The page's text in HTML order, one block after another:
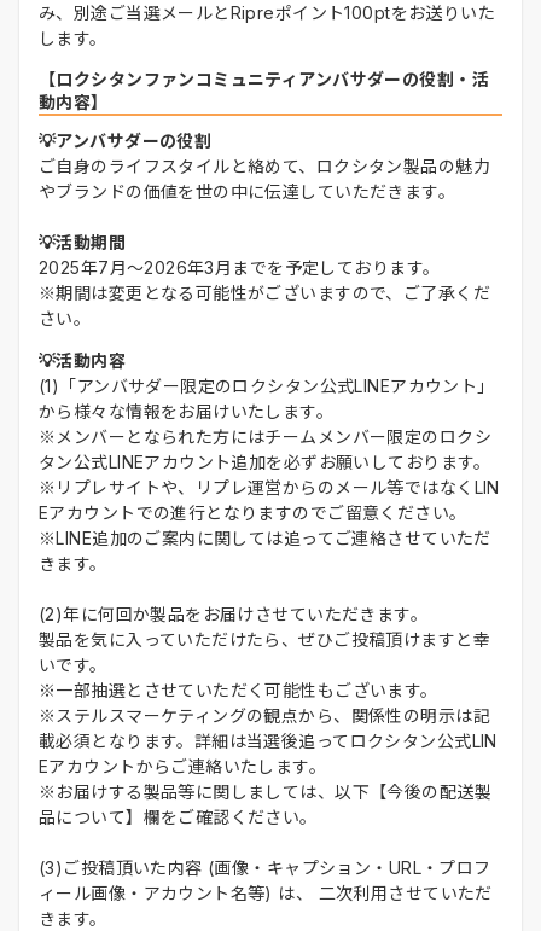
み、別途ご当選メールとRipreポイント100ptをお送りいた
します。
【ロクシタンファンコミュニティアンバサダーの役割・活
動内容】
💡アンバサダーの役割
ご自身のライフスタイルと絡めて、ロクシタン製品の魅力
やブランドの価値を世の中に伝達していただきます。
💡活動期間
2025年7月～2026年3月までを予定しております。
※期間は変更となる可能性がございますので、ご了承くだ
さい。
💡活動内容
(1)「アンバサダー限定のロクシタン公式LINEアカウント」
から様々な情報をお届けいたします。
※メンバーとなられた方にはチームメンバー限定のロクシ
タン公式LINEアカウント追加を必ずお願いしております。
※リプレサイトや、リプレ運営からのメール等ではなくLIN
Eアカウントでの進行となりますのでご留意ください。
※LINE追加のご案内に関しては追ってご連絡させていただ
きます。
(2)年に何回か製品をお届けさせていただきます。
製品を気に入っていただけたら、ぜひご投稿頂けますと幸
いです。
※一部抽選とさせていただく可能性もございます。
※ステルスマーケティングの観点から、関係性の明示は記
載必須となります。詳細は当選後追ってロクシタン公式LIN
Eアカウントからご連絡いたします。
※お届けする製品等に関しましては、以下【今後の配送製
品について】欄をご確認ください。
(3)ご投稿頂いた内容 (画像・キャプション・URL・プロフ
ィール画像・アカウント名等) は、 二次利用させていただ
きます。